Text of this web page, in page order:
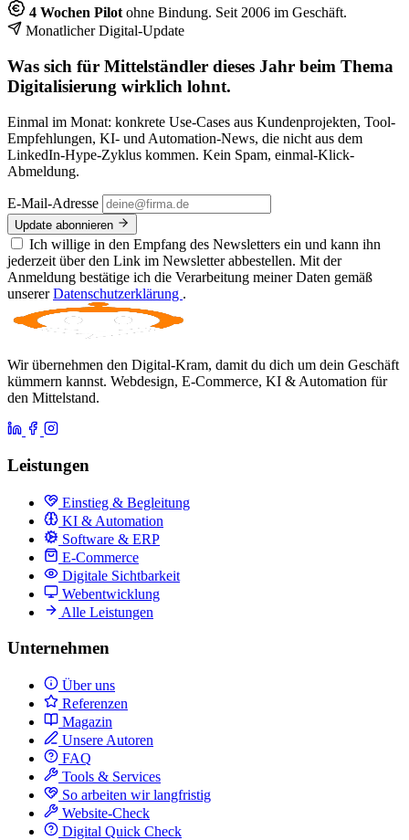
4 Wochen Pilot ohne Bindung. Seit 2006 im Geschäft.
Monatlicher Digital-Update
Was sich für Mittelständler dieses Jahr beim Thema
Digitalisierung wirklich lohnt.
Einmal im Monat: konkrete Use-Cases aus Kundenprojekten, Tool-
Empfehlungen, KI- und Automation-News, die nicht aus dem
LinkedIn-Hype-Zyklus kommen. Kein Spam, einmal-Klick-
Abmeldung.
E-Mail-Adresse
Update abonnieren
Ich willige in den Empfang des Newsletters ein und kann ihn
jederzeit über den Link im Newsletter abbestellen. Mit der
Anmeldung bestätige ich die Verarbeitung meiner Daten gemäß
unsererDatenschutzerklärung .
Wir übernehmen den Digital-Kram, damit du dich um dein Geschäft
kümmern kannst. Webdesign, E-Commerce, KI & Automation für
den Mittelstand.
Leistungen
Einstieg & Begleitung
KI & Automation
Software & ERP
E-Commerce
Digitale Sichtbarkeit
Webentwicklung
Alle Leistungen
Unternehmen
Über uns
Referenzen
Magazin
Unsere Autoren
FAQ
Tools & Services
So arbeiten wir langfristig
Website-Check
Digital Quick Check